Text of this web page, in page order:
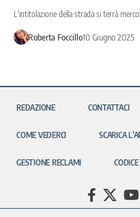
L'intitolazione della strada si terrà
Roberta Foccillo10 Giugno 2025
REDAZIONE CONTATTACI
COME VEDERCI SCARICA
GESTIONE RECLAMI